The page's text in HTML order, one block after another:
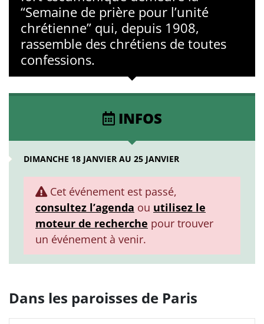
“Semaine de prière pour l’unité
chrétienne” qui, depuis 1908,
rassemble des chrétiens de toutes
confessions.
INFOS
DIMANCHE 18 JANVIER AU 25 JANVIER
Cet événement est passé,
consultez l’agenda ou utilisez le
moteur de recherche pour trouver
un événement à venir.
Dans les paroisses de Paris